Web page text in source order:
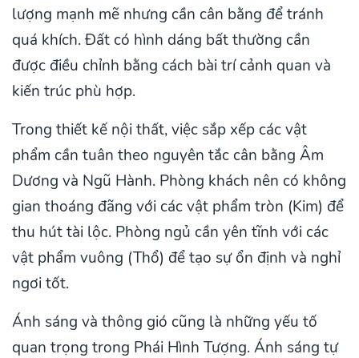
lượng mạnh mẽ nhưng cần cân bằng để tránh
quá khích. Đất có hình dáng bất thường cần
được điều chỉnh bằng cách bài trí cảnh quan và
kiến trúc phù hợp.
Trong thiết kế nội thất, việc sắp xếp các vật
phẩm cần tuân theo nguyên tắc cân bằng Âm
Dương và Ngũ Hành. Phòng khách nên có không
gian thoáng đãng với các vật phẩm tròn (Kim) để
thu hút tài lộc. Phòng ngủ cần yên tĩnh với các
vật phẩm vuông (Thổ) để tạo sự ổn định và nghỉ
ngơi tốt.
Ánh sáng và thông gió cũng là những yếu tố
quan trọng trong Phái Hình Tượng. Ánh sáng tự